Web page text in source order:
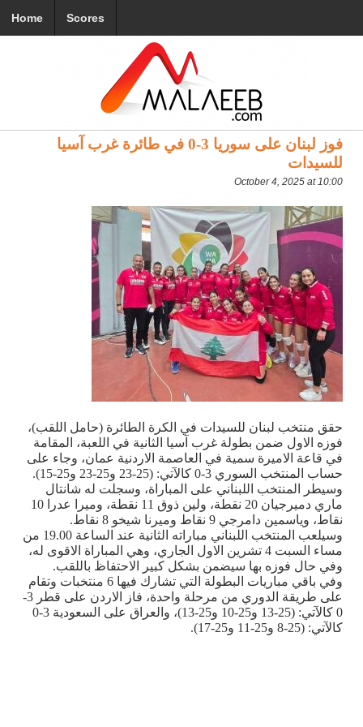
Home Scores
فوز لبنان على سوريا 3-0 في طائرة غرب آسيا
للسيدات
October 4, 2025 at 10:00
حقق منتخب لبنان للسيدات في الكرة الطائرة (حامل اللقب)،
فوزه الاول ضمن بطولة غرب آسيا الثانية في اللعبة، المقامة
في قاعة الاميرة سمية في العاصمة الاردنية عمان، وجاء على
حساب المنتخب السوري 3-0 كالآتي: (25-23 و25-23 و25-15).
وسيطر المنتخب اللبناني على المباراة، وسجلت له شانتال
ماري دميرجيان 20 نقطة، ولين ذوق 11 نقطة، وميرا عدرا 10
نقاط، وياسمين دامرجي 9 نقاط وميرنا شيخو 8 نقاط.
وسيلعب المنتخب اللبناني مباراته الثانية عند الساعة 19.00 من
مساء السبت 4 تشرين الاول الجاري، وهي المباراة الاقوى له،
وفي حال فوزه بها سيضمن بشكل كبير الاحتفاظ باللقب.
وفي باقي مباريات البطولة التي تشارك فيها 6 منتخبات وتقام
على طريقة الدوري من مرحلة واحدة، فاز الاردن على قطر 3-
0 كالآتي: (25-13 و25-10 و25-13)، والعراق على السعودية 3-0
كالآتي: (25-8 و25-11 و25-17).